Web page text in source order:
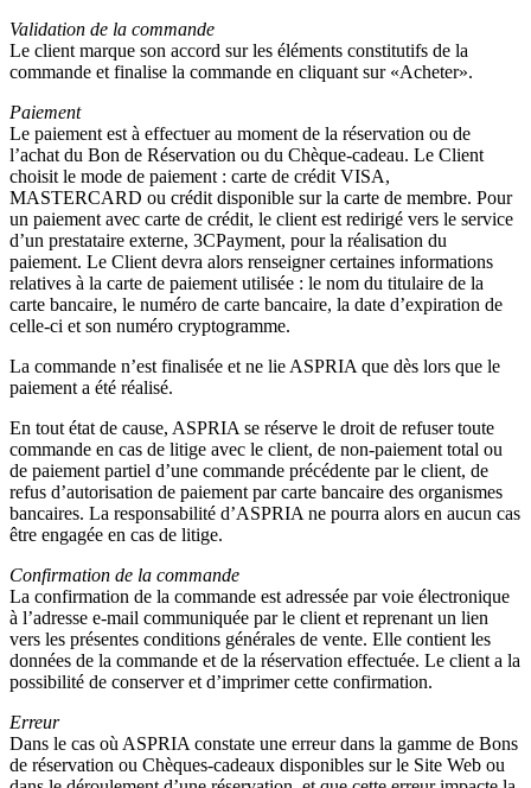
Validation de la commande
Le client marque son accord sur les éléments constitutifs de la
commande et finalise la commande en cliquant sur «Acheter».
Paiement
Le paiement est à effectuer au moment de la réservation ou de
l’achat du Bon de Réservation ou du Chèque-cadeau. Le Client
choisit le mode de paiement : carte de crédit VISA,
MASTERCARD ou crédit disponible sur la carte de membre. Pour
un paiement avec carte de crédit, le client est redirigé vers le service
d’un prestataire externe, 3CPayment, pour la réalisation du
paiement. Le Client devra alors renseigner certaines informations
relatives à la carte de paiement utilisée : le nom du titulaire de la
carte bancaire, le numéro de carte bancaire, la date d’expiration de
celle-ci et son numéro cryptogramme.
La commande n’est finalisée et ne lie ASPRIA que dès lors que le
paiement a été réalisé.
En tout état de cause, ASPRIA se réserve le droit de refuser toute
commande en cas de litige avec le client, de non-paiement total ou
de paiement partiel d’une commande précédente par le client, de
refus d’autorisation de paiement par carte bancaire des organismes
bancaires. La responsabilité d’ASPRIA ne pourra alors en aucun cas
être engagée en cas de litige.
Confirmation de la commande
La confirmation de la commande est adressée par voie électronique
à l’adresse e-mail communiquée par le client et reprenant un lien
vers les présentes conditions générales de vente. Elle contient les
données de la commande et de la réservation effectuée. Le client a la
possibilité de conserver et d’imprimer cette confirmation.
Erreur
Dans le cas où ASPRIA constate une erreur dans la gamme de Bons
de réservation ou Chèques-cadeaux disponibles sur le Site Web ou